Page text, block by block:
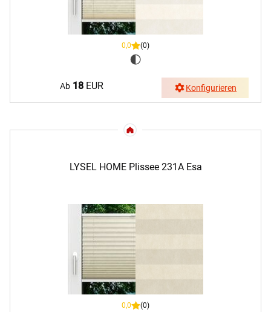
0,0 (0)
Ab 18 EUR Konfigurieren
LYSEL HOME Plissee 231A Esa
0,0 (0)